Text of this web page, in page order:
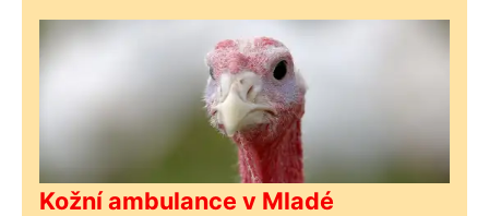
Kožní ambulance v Mladé